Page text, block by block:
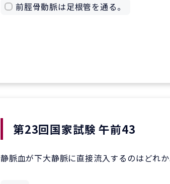
前脛骨動脈は足根管を通る。
第23回国家試験 午前43
静脈血が下大静脈に直接流入するのはどれか